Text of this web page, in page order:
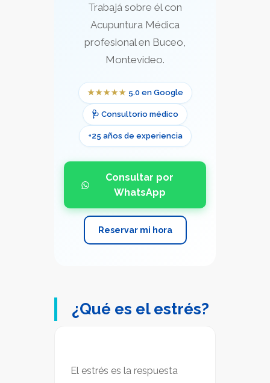
Trabajá sobre él con
Acupuntura Médica
profesional en Buceo,
Montevideo.
★★★★★ 5.0 en Google
🩺 Consultorio médico
+25 años de experiencia
Consultar por
WhatsApp
Reservar mi hora
¿Qué es el estrés?
El estrés es la respuesta